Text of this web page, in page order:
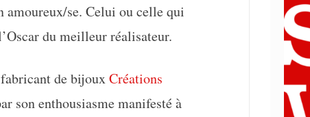
amoureux/se. Celui ou celle qui
du meilleur réalisateur.
de bijouxCréations
son enthousiasme manifesté à